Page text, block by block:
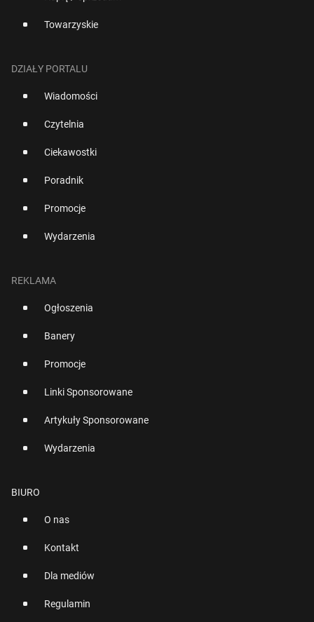
Towarzyskie
DZIAŁY PORTALU
Wiadomości
Czytelnia
Ciekawostki
Poradnik
Promocje
Wydarzenia
REKLAMA
Ogłoszenia
Banery
Promocje
Linki Sponsorowane
Artykuły Sponsorowane
Wydarzenia
BIURO
O nas
Kontakt
Dla mediów
Regulamin